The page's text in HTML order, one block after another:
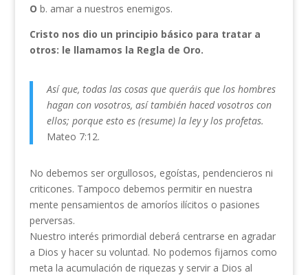
O b. amar a nuestros enemigos.
Cristo nos dio un principio básico para tratar a
otros: le llamamos la Regla de Oro.
Así que, todas las cosas que queráis que los hombres
hagan con vosotros, así también haced vosotros con
ellos; porque esto es (resume) la ley y los profetas.
Mateo 7:12.
No debemos ser orgullosos, egoístas, pendencieros ni
criticones. Tampoco debemos permitir en nuestra
mente pensamientos de amoríos ilícitos o pasiones
perversas.
Nuestro interés primordial deberá centrarse en agradar
a Dios y hacer su voluntad. No podemos fijarnos como
meta la acumulación de riquezas y servir a Dios al